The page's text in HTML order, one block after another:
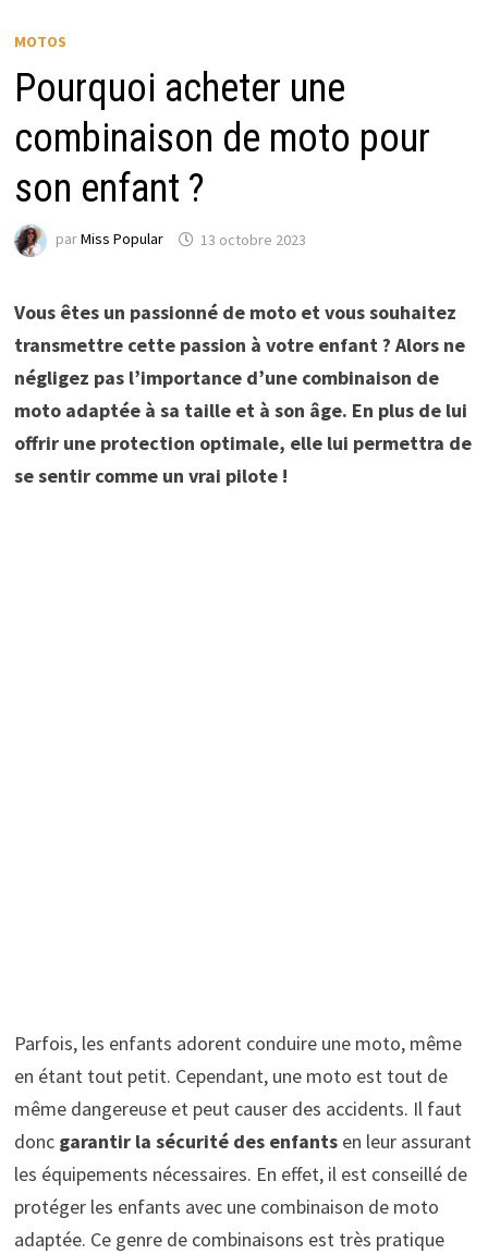
MOTOS
Pourquoi acheter une
combinaison de moto pour
son enfant ?
parMiss Popular 13 octobre 2023
Vous êtes un passionné de moto et vous souhaitez
transmettre cette passion à votre enfant ? Alors ne
négligez pas l’importance d’une combinaison de
moto adaptée à sa taille et à son âge. En plus de lui
offrir une protection optimale, elle lui permettra de
se sentir comme un vrai pilote !
Parfois, les enfants adorent conduire une moto, même
en étant tout petit. Cependant, une moto est tout de
même dangereuse et peut causer des accidents. Il faut
donc garantir la sécurité des enfants en leur assurant
les équipements nécessaires. En effet, il est conseillé de
protéger les enfants avec une combinaison de moto
adaptée. Ce genre de combinaisons est très pratique